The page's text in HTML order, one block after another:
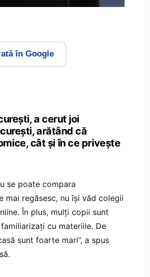
în Google
a cerut joi
arătând că
cât și în ce privește
se poate compara
mai regăsesc, nu își văd colegii
În plus, mulți copii sunt
cu materiile. De
sunt foarte mari”, a spus